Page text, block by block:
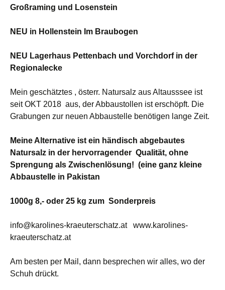
Großraming und Losenstein
NEU in Hollenstein Im Braubogen
NEU Lagerhaus Pettenbach und Vorchdorf in der
Regionalecke
Mein geschätztes , österr. Natursalz aus Altausssee ist
seit OKT 2018 aus, der Abbaustollen ist erschöpft. Die
Grabungen zur neuen Abbaustelle benötigen lange Zeit.
Meine Alternative ist ein händisch abgebautes
Natursalz in der hervorragender Qualität, ohne
Sprengung als Zwischenlösung! (eine ganz kleine
Abbaustelle in Pakistan
1000g 8,- oder 25 kg zum Sonderpreis
info@karolines-kraeuterschatz.at www.karolines-
kraeuterschatz.at
Am besten per Mail, dann besprechen wir alles, wo der
Schuh drückt.